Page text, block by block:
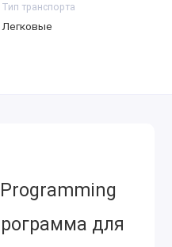
Тип транспорта
Легковые
для